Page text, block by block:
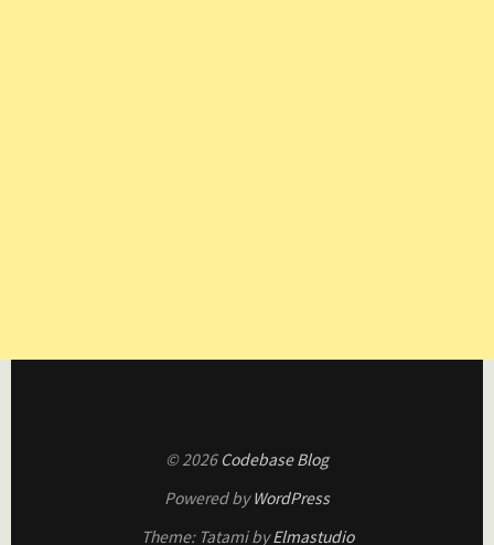
© 2026 Codebase Blog
Powered byWordPress
Theme: Tatami byElmastudio